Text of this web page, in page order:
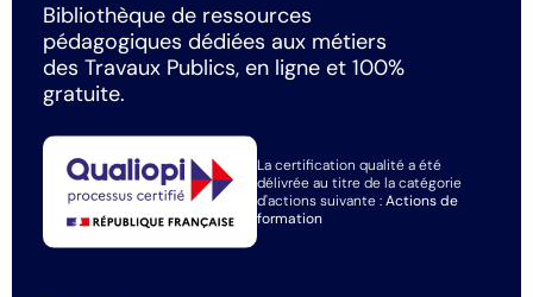
Bibliothèque de ressources
pédagogiques dédiées aux métiers
des Travaux Publics, en ligne et 100%
gratuite.
La certification qualité a été
délivrée au titre de la catégorie
d'actions suivante :Actions de
formation